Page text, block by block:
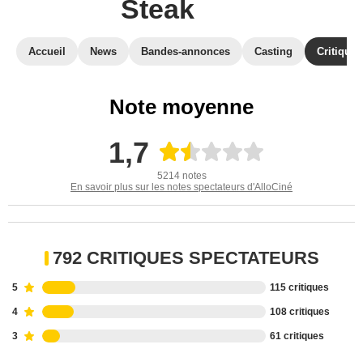
Steak
Accueil News Bandes-annonces Casting
Note moyenne
1,7
5214 notes
En savoir plus sur les notes spectateurs d'AlloCiné
792 CRITIQUES SPECTATEURS
5 115 critiques
4 108 critiques
3 61 critiques